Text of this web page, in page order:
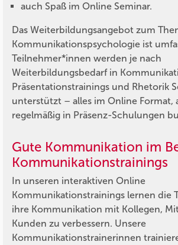
auch Spaß im Online Seminar.
Das Weiterbildungsangebot zum
Kommunikationspsychologie ist
Teilnehmer*innen werden je nach
Weiterbildungsbedarf in
Präsentationstrainings und Rhetorik
unterstützt – alles im Online Format,
regelmäßig in Präsenz-Schulungen
Gute Kommunikation im
Kommunikationstrainings
In unseren interaktiven Online
Kommunikationstrainings lernen die
ihre Kommunikation mit Kollegen,
Kunden zu verbessern. Unsere
Kommunikationstrainerinnen